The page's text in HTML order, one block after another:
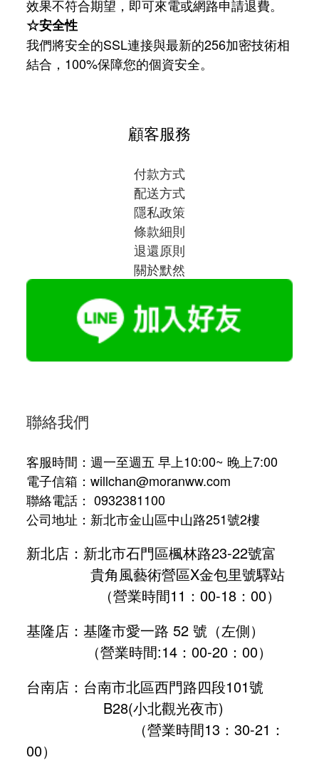
效果不符合期望，即可來電或網路申請退費。
☆安全性
我們將安全的SSL連接與最新的256加密技術相
結合，100%保障您的個資安全。
顧客服務
付款方式
配送方式
隱私政策
條款細則
退還原則
關於默然
聯絡我們
客服時間：週一至週五 早上10:00~ 晚上7:00
電子信箱：willchan@moranww.com
聯絡電話： 0932381100
公司地址：新北市金山區中山路251號2樓
新北店：新北市石門區楓林路23-22號富
貴角風藝術營區X金包里號驛站
（營業時間11：00-18：00）
基隆店：基隆市愛一路 52 號（左側）
（營業時間:14：00-20：00）
台南店：台南市北區西門路四段101號
B28(小北觀光夜市)
（營業時間13：30-21：
00）